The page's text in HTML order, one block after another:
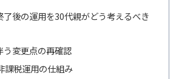
了後の運用を30代親がどう考えるべき
う変更点の再確認
課税運用の仕組み